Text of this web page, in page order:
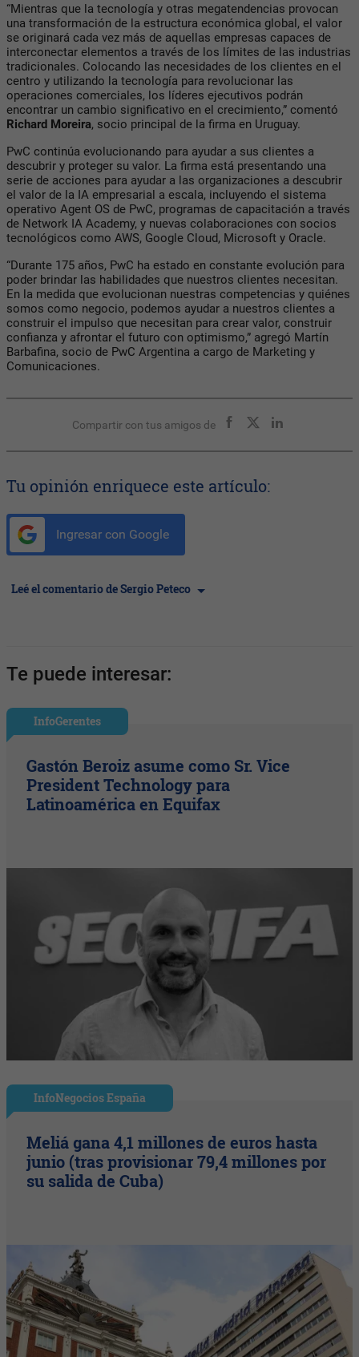
“Mientras que la tecnología y otras megatendencias provocan
una transformación de la estructura económica global, el valor
se originará cada vez más de aquellas empresas capaces de
interconectar elementos a través de los límites de las industrias
tradicionales. Colocando las necesidades de los clientes en el
centro y utilizando la tecnología para revolucionar las
operaciones comerciales, los líderes ejecutivos podrán
encontrar un cambio significativo en el crecimiento,” comentó
Richard Moreira, socio principal de la firma en Uruguay.
PwC continúa evolucionando para ayudar a sus clientes a
descubrir y proteger su valor. La firma está presentando una
serie de acciones para ayudar a las organizaciones a descubrir
el valor de la IA empresarial a escala, incluyendo el sistema
operativo Agent OS de PwC, programas de capacitación a través
de Network IA Academy, y nuevas colaboraciones con socios
tecnológicos como AWS, Google Cloud, Microsoft y Oracle.
“Durante 175 años, PwC ha estado en constante evolución para
poder brindar las habilidades que nuestros clientes necesitan.
En la medida que evolucionan nuestras competencias y quiénes
somos como negocio, podemos ayudar a nuestros clientes a
construir el impulso que necesitan para crear valor, construir
confianza y afrontar el futuro con optimismo,” agregó Martín
Barbafina, socio de PwC Argentina a cargo de Marketing y
Comunicaciones.
Compartir con tus amigos de
Tu opinión enriquece este artículo:
Ingresar con Google
Leé el comentario de Sergio Peteco
Te puede interesar:
InfoGerentes
Gastón Beroiz asume como Sr. Vice
President Technology para
Latinoamérica en Equifax
InfoNegocios España
Meliá gana 4,1 millones de euros hasta
junio (tras provisionar 79,4 millones por
su salida de Cuba)